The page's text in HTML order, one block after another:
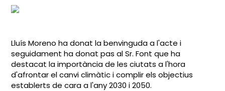
Lluís Moreno ha donat la benvinguda a l'acte i
seguidament ha donat pas al Sr. Font que ha
destacat la importància de les ciutats a l'hora
d'afrontar el canvi climàtic i complir els objectius
establerts de cara a l'any 2030 i 2050.